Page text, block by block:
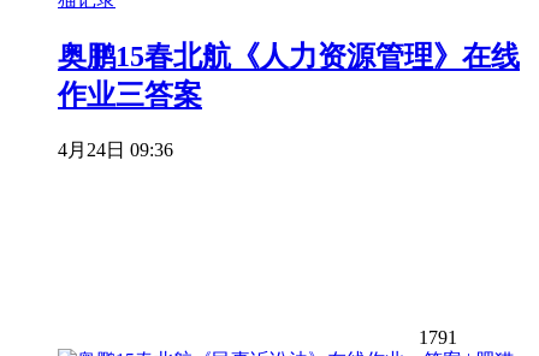
奥鹏15春北航《人力资源管理》在线
作业三答案
4月24日 09:36
1791